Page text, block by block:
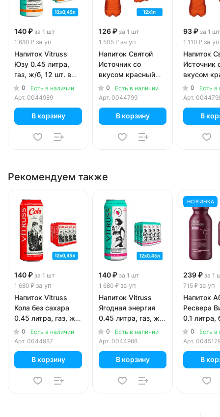
140 ₽ за 1 шт
1 680 ₽ за уп
Напиток Vitruss
Юзу 0.45 литра,
газ, ж/б, 12 шт. в
уп.0
Есть в наличии
Арт. 0044989
В корзину
126 ₽ за 1 шт
1 505 ₽ за уп
Напиток Святой
Источник со
вкусом красный
апельсин 1 литр,
газ, пэт, 12 шт. в уп.
0
Есть в наличии
Арт. 0044799
В корзину
93 ₽ за 1 шт
1 110 ₽ за уп
Напиток
Источник
вкусом
апельсин
газ, пэт,
0
Есть в
Арт.
В
Рекомендуем также
140 ₽ за 1 шт
1 680 ₽ за уп
Напиток Vitruss
Кола без сахара
0.45 литра, газ, ж/
б, 12 шт. в уп.
0
Есть в наличии
Арт. 0044987
В корзину
140 ₽ за 1 шт
1 680 ₽ за уп
Напиток Vitruss
Ягодная энергия
0.45 литра, газ, ж/
б, 12 шт. в уп.
0
Есть в наличии
Арт. 0044988
В корзину
НОВИНКА
239 ₽ за 1
715 ₽ за уп
Напиток
Ресвера
0.1 литра,
стекло, 3
0
Есть в
Арт.
В